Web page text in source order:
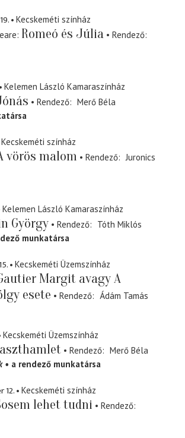
Kecskeméti színház
Romeó és Júlia
Rendező
Kelemen László Kamaraszínház
Rendező
Merő Béla
Kecskeméti színház
vörös malom Rendező
Juronics
Kelemen László Kamaraszínház
György Rendező
Tóth Miklós
munkatársa
Kecskeméti Üzemszínház
Margit avagy A
esete
Rendező
Ádám Tamás
Kecskeméti Üzemszínház
Rendező
Merő Béla
a rendező munkatársa
12.
Kecskeméti színház
lehet tudni
Rendező